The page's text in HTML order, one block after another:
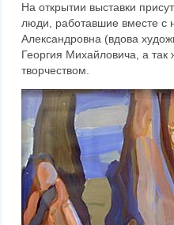
На открытии выставки
люди, работавшие вместе с
Александровна (вдова
Георгия Михайловича, а
творчеством.